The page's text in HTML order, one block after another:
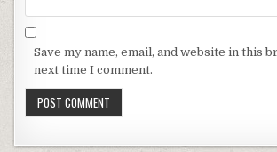
Save my name, email, and website in this
next time I comment.